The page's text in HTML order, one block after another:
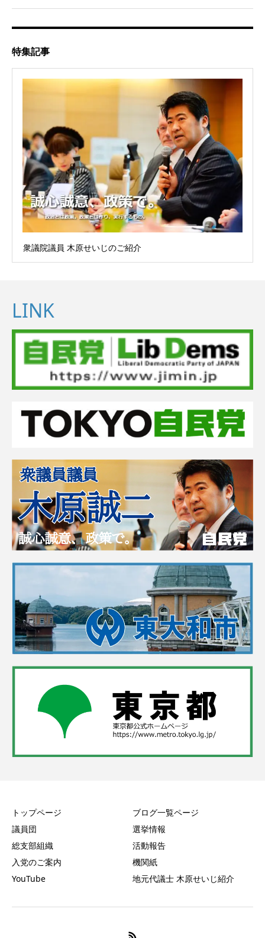
特集記事
衆議院議員 木原せいじのご紹介
LINK
トップページ
議員団
総支部組織
入党のご案内
YouTube
ブログ一覧ページ
選挙情報
活動報告
機関紙
地元代議士 木原せいじ紹介